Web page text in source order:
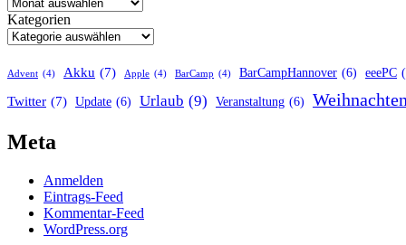
Kategorien
Advent (4) Akku (7) Apple (4) BarCamp (4) BarCampHannover (6) eeePC
Twitter (7) Update (6) Urlaub (9) Veranstaltung (6) Weihnachten
Meta
Anmelden
Eintrags-Feed
Kommentar-Feed
WordPress.org